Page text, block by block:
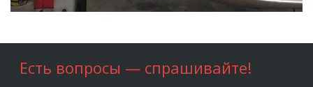
Есть вопросы — спрашивайте!